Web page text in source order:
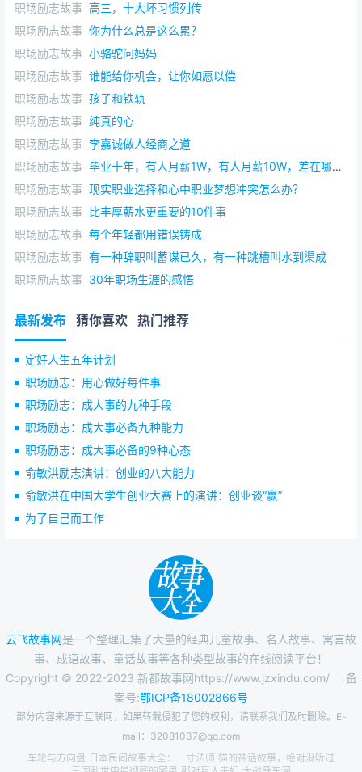
职场励志故事 高三，十大坏习惯列传
职场励志故事 你为什么总是这么累？
职场励志故事 小骆驼问妈妈
职场励志故事 谁能给你机会，让你如愿以偿
职场励志故事 孩子和铁轨
职场励志故事 纯真的心
职场励志故事 李嘉诚做人经商之道
职场励志故事 毕业十年，有人月薪1W，有人月薪10W，差在哪里？
职场励志故事 现实职业选择和心中职业梦想冲突怎么办？
职场励志故事 比丰厚薪水更重要的10件事
职场励志故事 每个年轻都用错误铸成
职场励志故事 有一种辞职叫蓄谋已久，有一种跳槽叫水到渠成
职场励志故事 30年职场生涯的感悟
最新发布 猜你喜欢 热门推荐
定好人生五年计划
职场励志：用心做好每件事
职场励志：成大事的九种手段
职场励志：成大事必备九种能力
职场励志：成大事必备的9种心态
俞敏洪励志演讲：创业的八大能力
俞敏洪在中国大学生创业大赛上的演讲：创业谈“赢”
为了自己而工作
云飞故事网是一个整理汇集了大量的经典儿童故事、名人故事、寓言故
事、成语故事、童话故事等各种类型故事的在线阅读平台！
Copyright © 2022-2023 新都故事网https://www.jzxindu.com/
备
案号:鄂ICP备18002866号
部分内容来源于互联网，如果转载侵犯了您的权利，请联系我们及时删除。E-
mail：32081037@qq.com
车轮与方向盘 日本民间故事大全：一寸法师 猫的神话故事，绝对没听过